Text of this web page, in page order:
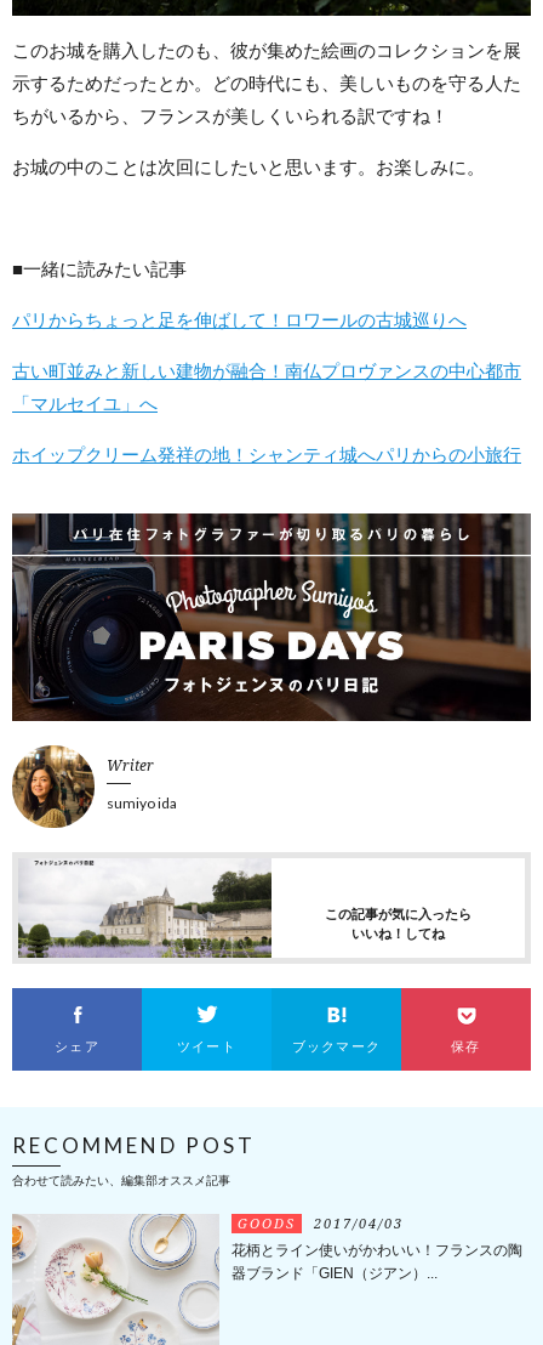
このお城を購入したのも、彼が集めた絵画のコレクションを展
示するためだったとか。どの時代にも、美しいものを守る人た
ちがいるから、フランスが美しくいられる訳ですね！
お城の中のことは次回にしたいと思います。お楽しみに。
■一緒に読みたい記事
パリからちょっと足を伸ばして！ロワールの古城巡りへ
古い町並みと新しい建物が融合！南仏プロヴァンスの中心都市
「マルセイユ」へ
ホイップクリーム発祥の地！シャンティ城へパリからの小旅行
Writer
sumiyo ida
この記事が気に入ったら
いいね！してね
シェア ツイート ブックマーク 保存
RECOMMEND POST
合わせて読みたい、編集部オススメ記事
GOODS 2017/04/03
花柄とライン使いがかわいい！フランスの陶
器ブランド「GIEN（ジアン）...